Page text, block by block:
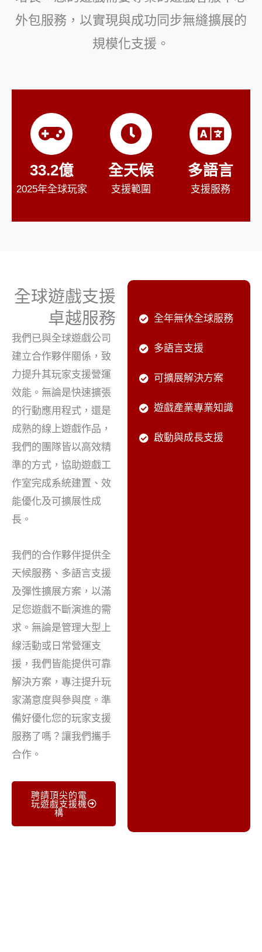
外包服務，以實現與成功同步無縫擴展的
規模化支援。
33.2億
2025年全球玩家
全天候
支援範圍
多語言
支援服務
全球遊戲支援
卓越服務
我們已與全球遊戲公司
建立合作夥伴關係，致
力提升其玩家支援營運
效能。無論是快速擴張
的行動應用程式，還是
成熟的線上遊戲作品，
我們的團隊皆以高效精
準的方式，協助遊戲工
作室完成系統建置、效
能優化及可擴展性成
長。
我們的合作夥伴提供全
天候服務、多語言支援
及彈性擴展方案，以滿
足您遊戲不斷演進的需
求。無論是管理大型上
線活動或日常營運支
援，我們皆能提供可靠
解決方案，專注提升玩
家滿意度與參與度。準
備好優化您的玩家支援
服務了嗎？讓我們攜手
合作。
聘請頂尖的電
玩遊戲支援機
構
全年無休全球服務
多語言支援
可擴展解決方案
遊戲產業專業知識
啟動與成長支援